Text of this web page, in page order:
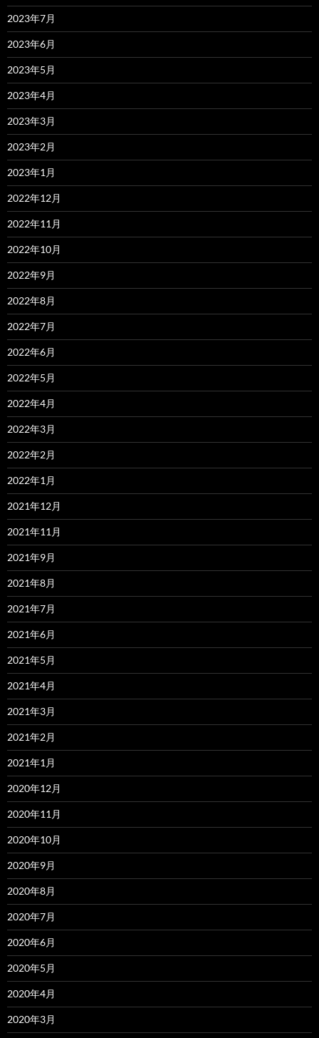
2023年7月
2023年6月
2023年5月
2023年4月
2023年3月
2023年2月
2023年1月
2022年12月
2022年11月
2022年10月
2022年9月
2022年8月
2022年7月
2022年6月
2022年5月
2022年4月
2022年3月
2022年2月
2022年1月
2021年12月
2021年11月
2021年9月
2021年8月
2021年7月
2021年6月
2021年5月
2021年4月
2021年3月
2021年2月
2021年1月
2020年12月
2020年11月
2020年10月
2020年9月
2020年8月
2020年7月
2020年6月
2020年5月
2020年4月
2020年3月